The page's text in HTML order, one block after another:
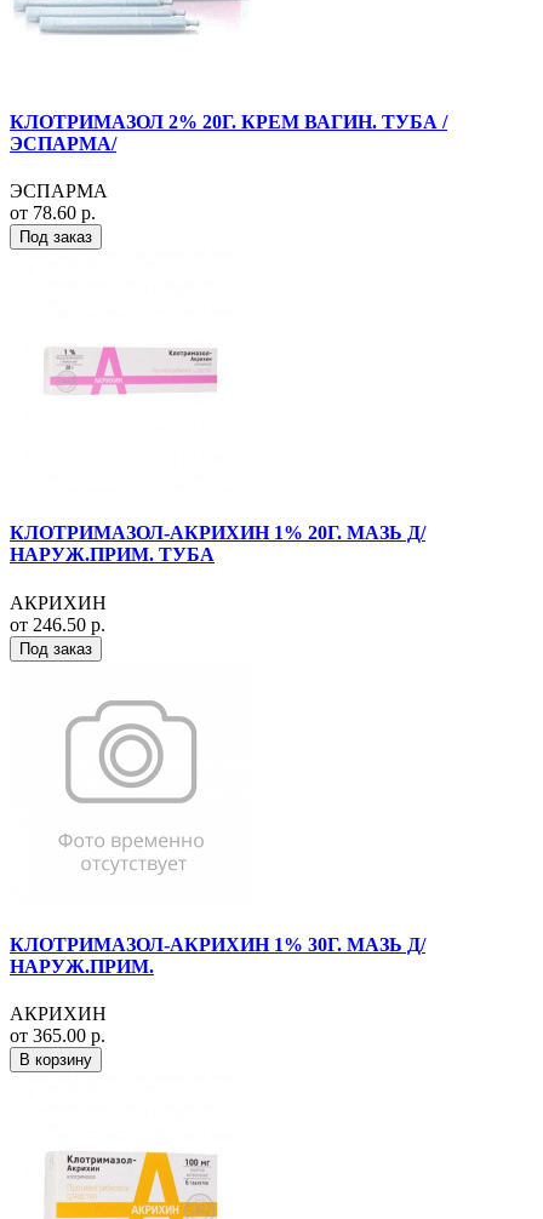
КЛОТРИМАЗОЛ 2% 20Г. КРЕМ ВАГИН. ТУБА /
ЭСПАРМА/
ЭСПАРМА
от 78.60 р.
Под заказ
КЛОТРИМАЗОЛ-АКРИХИН 1% 20Г. МАЗЬ Д/
НАРУЖ.ПРИМ. ТУБА
АКРИХИН
от 246.50 р.
Под заказ
КЛОТРИМАЗОЛ-АКРИХИН 1% 30Г. МАЗЬ Д/
НАРУЖ.ПРИМ.
АКРИХИН
от 365.00 р.
В корзину